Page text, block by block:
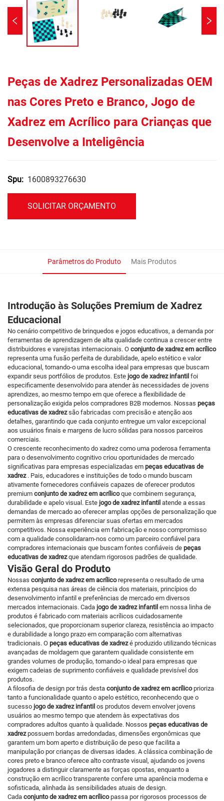
Peças de Xadrez Personalizadas OEM
nas Cores Preto e Branco, Jogo de
Xadrez em Acrílico para Crianças que
Desenvolve a Inteligência
Spu: 1600893276630
SOLICITAR ORÇAMENTO
Parâmetros do Produto Mais Produtos
Introdução às Soluções Premium de Xadrez
Educacional
No cenário competitivo de brinquedos e jogos educativos, a demanda por
ferramentas de aprendizagem de alta qualidade continua a crescer entre
distribuidores e varejistas internacionais. O conjunto de xadrez em acrílico
representa uma fusão perfeita de durabilidade, apelo estético e valor
educacional, tornando-o uma escolha ideal para empresas que buscam
expandir seus portfólios de produtos. Este jogo de xadrez infantil foi
especificamente desenvolvido para atender às necessidades de jovens
aprendizes, ao mesmo tempo em que oferece a flexibilidade de
personalização exigida pelos compradores B2B modernos. Nossas peças
educativas de xadrezsão fabricadas com precisão e atenção aos
detalhes, garantindo que cada conjunto entregue um valor excepcional
aos usuários finais e margens de lucro sólidas para nossos parceiros
comerciais.
O crescente reconhecimento do xadrez como uma poderosa ferramenta
para o desenvolvimento cognitivo criou oportunidades de mercado
significativas para empresas especializadas em peças educativas de
xadrez . Pais, educadores e instituições de todo o mundo buscam
ativamente fornecedores confiáveis capazes de oferecer produtos
premium conjunto de xadrez em acrílicoque combinem segurança,
durabilidade e apelo visual. Este jogo de xadrez infantil atende a essas
demandas de mercado ao oferecer amplas opções de personalização que
permitem às empresas diferenciar suas ofertas em mercados
competitivos. Nossa experiência em fabricação e nosso compromisso
com a qualidade consolidaram-nos como um parceiro confiável para
compradores internacionais que buscam fontes confiáveis de peças
educativas de xadrezque atendam rigorosos padrões de qualidade.
Visão Geral do Produto
Nossas conjunto de xadrez em acrílico representa o resultado de uma
extensa pesquisa nas áreas de ciência dos materiais, princípios do
desenvolvimento infantil e preferências de mercado em diversos
mercados internacionais. Cada jogo de xadrez infantil em nossa linha de
produtos é fabricado com materiais acrílicos cuidadosamente
selecionados, que proporcionam superior clareza, resistência ao impacto
e durabilidade a longo prazo em comparação com alternativas
tradicionais. O peças educativas de xadrezé produzido utilizando técnicas
avançadas de moldagem que garantem qualidade consistente em
grandes volumes de produção, tornando-o ideal para empresas que
exigem cadeias de suprimento confiáveis e qualidade previsível dos
produtos.
A filosofia de design por trás desta conjunto de xadrez em acrílico prioriza
tanto a funcionalidade quanto o apelo estético, reconhecendo que o
sucesso jogo de xadrez infantil os produtos devem envolver jovens
usuários ao mesmo tempo que atendem às expectativas dos
compradores adultos quanto à qualidade. Nossos peças educativas de
xadrez possuem bordas arredondadas, dimensões ergonômicas que
garantem um bom aperto e distribuição de peso que facilita a
manipulação por crianças de diversas idades. A clássica combinação de
cores preto e branco oferece alto contraste visual, ajudando os jovens
jogadores a distinguir claramente as forças opostas, enquanto a
construção em acrílico transparente confere uma aparência moderna e
sofisticada, alinhada às sensibilidades atuais de design.
Cada conjunto de xadrez em acrílico passa por rigorosos processos de